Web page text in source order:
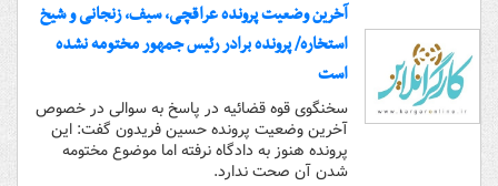
آخرین وضعیت پرونده عراقچی، سیف، زنجانی و شیخ
استخاره/ پرونده برادر رئیس جمهور مختومه نشده
است
سخنگوی قوه قضائیه در پاسخ به سوالی در خصوص
آخرین وضعیت پرونده حسین فریدون گفت: این
پرونده هنوز به دادگاه نرفته اما موضوع مختومه
شدن آن صحت ندارد.